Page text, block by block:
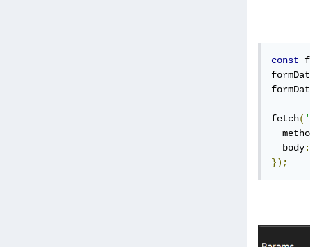
const
fetch(
  body
:
});